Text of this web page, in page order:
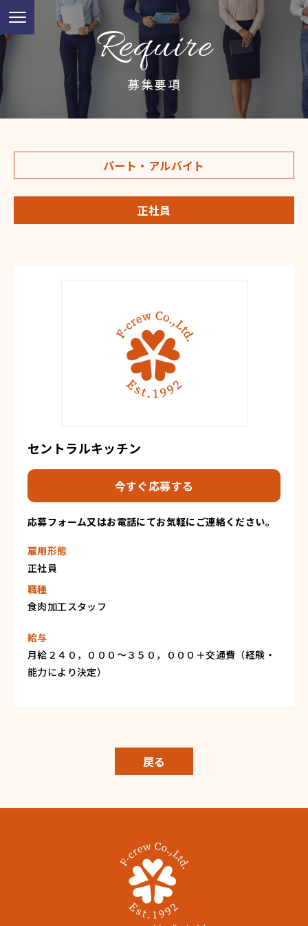
Require
募集要項
パート・アルバイト
正社員
セントラルキッチン
今すぐ応募する
応募フォーム又はお電話にてお気軽にご連絡ください。
雇用形態
正社員
職種
食肉加工スタッフ
給与
月給２４０，０００～３５０，０００＋交通費（経験・
能力により決定）
戻る